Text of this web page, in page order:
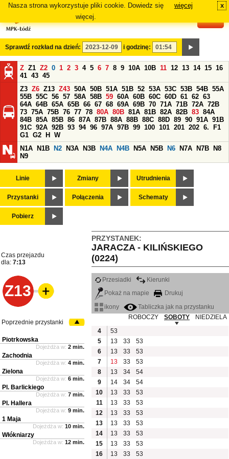
Nasza strona wykorzystuje pliki cookie. Dowiedz się
więcej.
więcej x
Sprawdź rozkład na dzień: i godzinę:
Z Z1 Z2 0 1 2 3 4 5 6 7 8 9 10A 10B 11 12 13 14 15 16
41 43 45
Z3 Z6 Z13 Z43 50A 50B 51A 51B 52 53A 53C 53B 54B 55A
55B 55C 56 57 58A 58B 59 60A 60B 60C 60D 61 62 63
64A 64B 65A 65B 66 67 68 69A 69B 70 71A 71B 72A 72B
73 75A 75B 76 77 78 80A 80B 81A 81B 82A 82B 83 84A
84B 85A 85B 86 87A 87B 88A 88B 88C 88D 89 90 91A 91B
91C 92A 92B 93 94 96 97A 97B 99 100 101 201 202 6.
F1
G1 G2 H
W
N1A
N1B N2 N3A N3B N4A N4B N5A N5B N6 N7A N7B
N8
N9
Linie Zmiany Utrudnienia
Przystanki Połączenia Schematy
Pobierz
PRZYSTANEK:
JARACZA - KILIŃSKIEGO
(0224)
Czas przejazdu
dla: 7:13
Z13
Przesiadki
Kierunki
Pokaż na mapie
Drukuj
ikony
Tabliczka jak na przystanku
ROBOCZY
SOBOTY
NIEDZIELA
4
53
5
13 33
53
6
13 33
53
7
13 33
53
8
13 34
54
9
14 34
54
10
13 33
53
11
13 33
53
12
13 33
53
13
13 33
53
14
13 33
53
15
13 33
53
16
13 33 53
Poprzednie przystanki
Piotrkowska
Dojeżdża w: 2 min.
Zachodnia
Dojeżdża w: 4 min.
Zielona
Dojeżdża w: 6 min.
Pl. Barlickiego
Dojeżdża w: 7 min.
Pl. Hallera
Dojeżdża w: 9 min.
1 Maja
Dojeżdża w: 10 min.
Włókniarzy
Dojeżdża w: 12 min.